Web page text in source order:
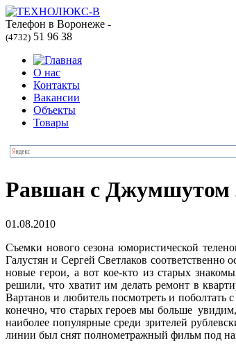
Телефон в Воронеже -
(4732) 51 96 38
О нас
Контакты
Вакансии
Объекты
Товары
Равшан с Джумшутом
01.08.2010
Съемки нового сезона юмористической
Галустян и Сергей Светлаков
новые герои, а вот кое-кто из старых
решили, что хватит им делать ремонт в
Вартанов и любитель посмотреть и поболтать
конечно, что старых героев мы больше
наиболее популярные среди зрителей
линии был снят полнометражный фильм под